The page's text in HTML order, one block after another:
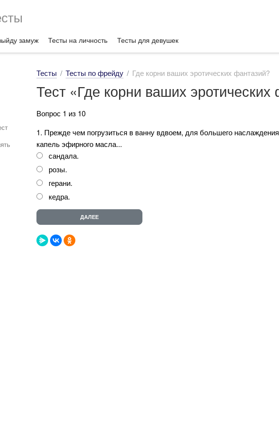
замуж Тесты на личность Тесты для девушек
Тесты Тесты по фрейду Где корни ваших эротических фантазий?
Тест «Где корни ваших эротических
Вопрос 1 из 10
1. Прежде чем погрузиться в ванну вдвоем, для большего
капель эфирного масла...
сандала.
розы.
герани.
кедра.